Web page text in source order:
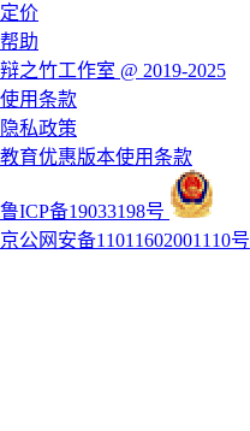
定价
帮助
辩之竹工作室 @ 2019-2025
使用条款
隐私政策
教育优惠版本使用条款
鲁ICP备19033198号
京公网安备11011602001110号